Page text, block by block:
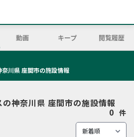
動画 キープ 閲覧履歴
川県 座間市の施設情報
神奈川県 座間市の施設情報
0 件